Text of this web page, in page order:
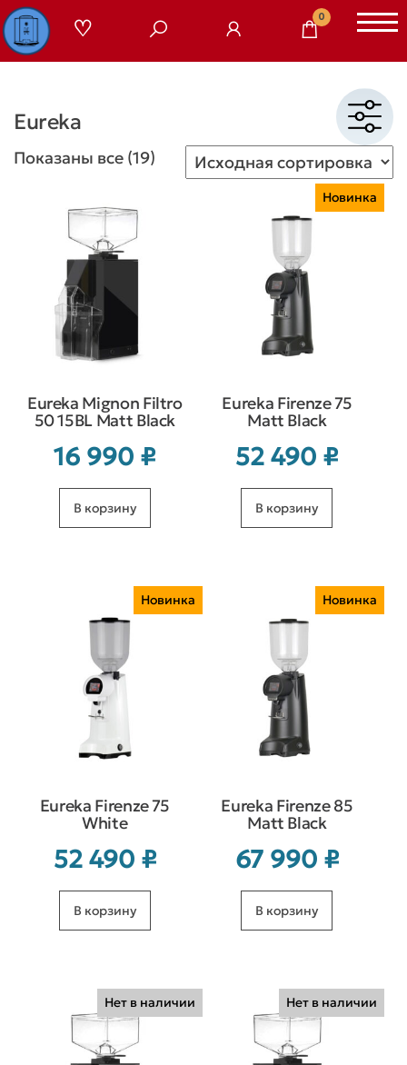
Перейти
к
содержимому
0
Eureka
Показаны все (19)
Eureka Mignon Filtro
50 15BL Matt Black
16 990 ₽
В корзину
Новинка
Eureka Firenze 75
Matt Black
52 490 ₽
В корзину
Новинка
Eureka Firenze 75
White
52 490 ₽
В корзину
Новинка
Eureka Firenze 85
Matt Black
67 990 ₽
В корзину
Нет в наличии Нет в наличии